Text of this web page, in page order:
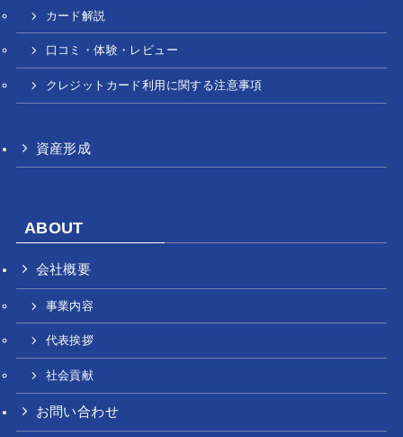
カード解説
口コミ・体験・レビュー
クレジットカード利用に関する注意事項
資産形成
ABOUT
会社概要
事業内容
代表挨拶
社会貢献
お問い合わせ